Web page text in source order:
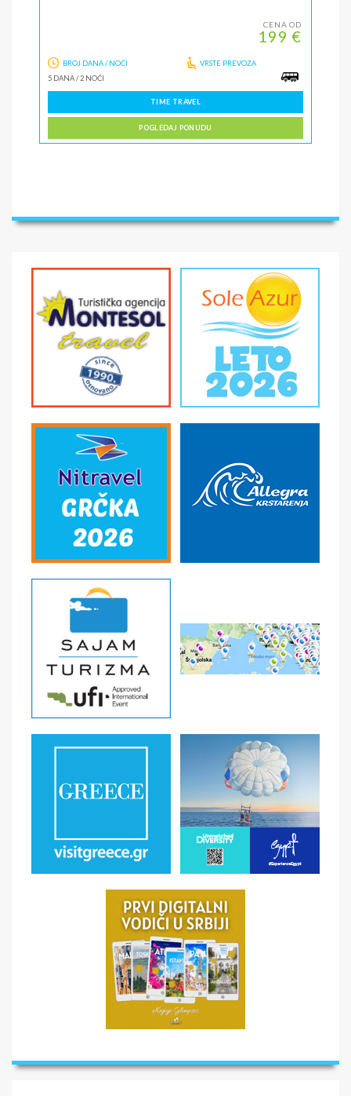
CENA OD
199 €
BROJ DANA / NOĆI
5 DANA/2 NOĆI
VRSTE PREVOZA
TIME TRAVEL
POGLEDAJ PONUDU